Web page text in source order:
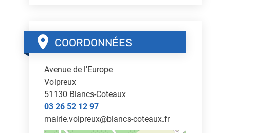
COORDONNÉES
Avenue de l'Europe
Voipreux
51130 Blancs-Coteaux
03 26 52 12 97
mairie.voipreux@blancs-coteaux.fr